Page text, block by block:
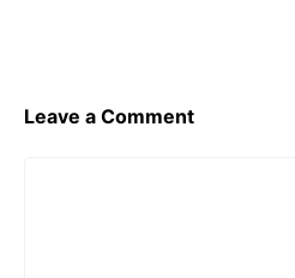
k
Leave a Comment